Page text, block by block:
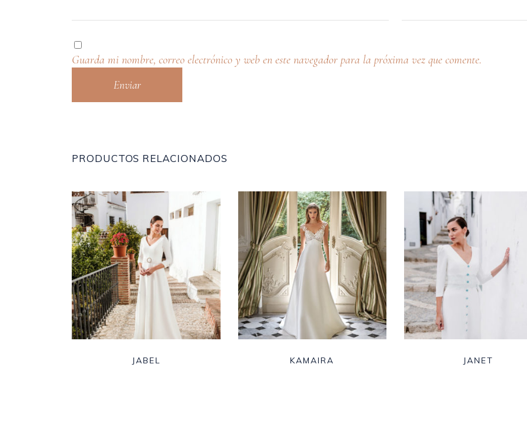
Guarda mi nombre, correo electrónico y web en este navegador para la próxima vez que comente.
PRODUCTOS RELACIONADOS
JABEL KAMAIRA JANET